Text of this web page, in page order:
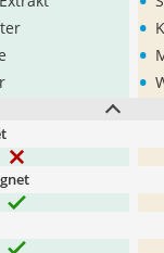
•
•
•